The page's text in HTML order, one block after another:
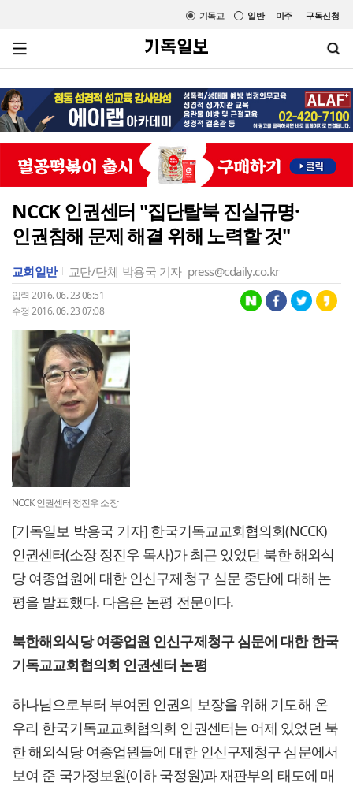
미주 구독신청
일반
기독교
NCCK 인권센터 "집단탈북 진실규명·
인권침해 문제 해결 위해 노력할 것"
교회일반 교단/단체 박용국 기자 press@cdaily.co.kr
입력 2016. 06. 23 06:51
수정 2016. 06. 23 07:08
NCCK 인권센터 정진우 소장
[기독일보 박용국 기자] 한국기독교교회협의회(NCCK)
인권센터(소장 정진우 목사)가 최근 있었던 북한 해외식
당 여종업원에 대한 인신구제청구 심문 중단에 대해 논
평을 발표했다. 다음은 논평 전문이다.
북한해외식당 여종업원 인신구제청구 심문에 대한 한국
기독교교회협의회 인권센터 논평
하나님으로부터 부여된 인권의 보장을 위해 기도해 온
우리 한국기독교교회협의회 인권센터는 어제 있었던 북
한 해외식당 여종업원들에 대한 인신구제청구 심문에서
보여 준 국가정보원(이하 국정원)과 재판부의 태도에 매